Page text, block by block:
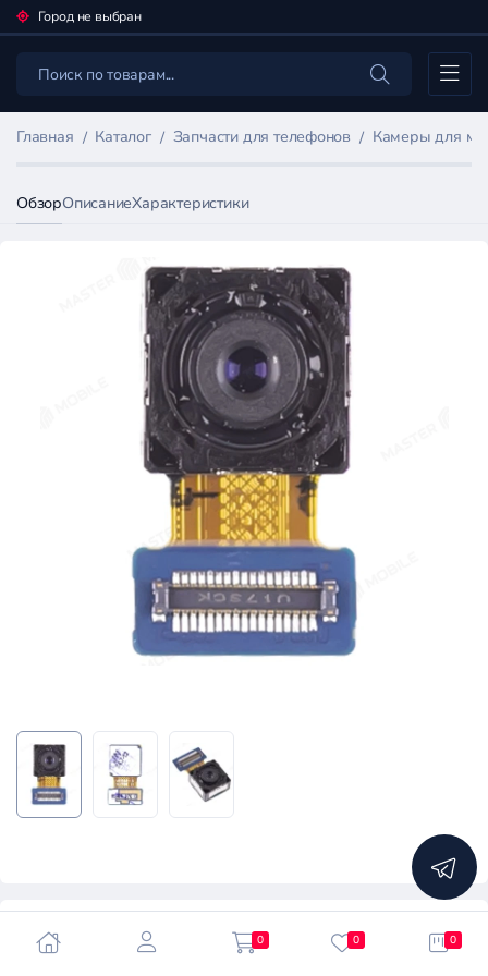
Город не выбран
Каталог
Главная Каталог Запчасти для телефонов Камеры для
ОбзорОписаниеХарактеристики
5.0
0 0 0